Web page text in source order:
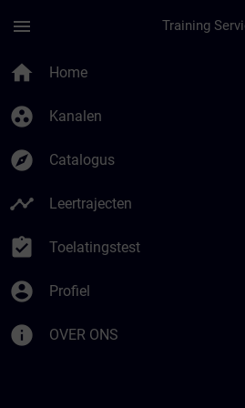
menu
home Home
group_work Kanalen
explore Catalogus
timeline Leertrajecten
assignment_turned_in Toelatingstest
account_circle Profiel
info OVER ONS